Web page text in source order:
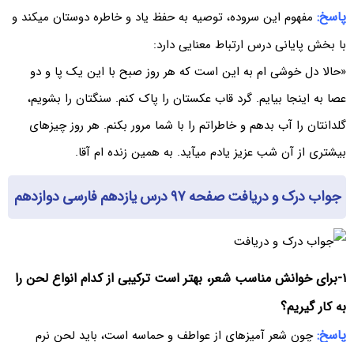
پاسخ: مفهوم این سروده، توصیه به حفظ یاد و خاطره دوستان میکند و
با بخش پایانی درس ارتباط معنایی دارد:
«حالا دل خوشی ام به این است که هر روز صبح با این یک پا و دو
عصا به اینجا بیایم. گرد قاب عکستان را پاک کنم. سنگتان را بشویم،
گلدانتان را آب بدهم و خاطراتم را با شما مرور بکنم. هر روز چیزهای
بیشتری از آن شب عزیز یادم میآید. به همین زنده ام آقا.
جواب درک و دریافت صفحه ۹۷ درس یازدهم فارسی دوازدهم
۱-برای خوانش مناسب شعر، بهتر است ترکیبی از کدام انواع لحن را
به کار گیریم؟
پاسخ:چون شعر آمیزهای از عواطف و حماسه است، باید لحن نرم